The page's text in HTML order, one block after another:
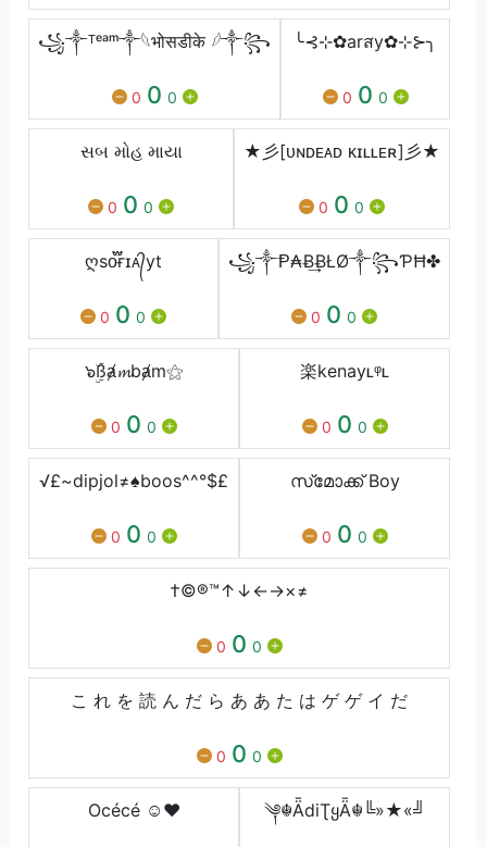
꧁⁣༒⁣ᵀᵉᵃᵐ⁣༒𓆩भोसडीके 𓆪༒꧂
0 0 0
╰⊰⊹✿arสy✿⊹⊱╮
0 0 0
સબ મોહ માયા
0 0 0
★彡[ᴜɴᴅᴇᴀᴅ ᴋɪʟʟᴇʀ]彡★
0 0 0
ღsᴏ፝֟ғɪᴀ᭄yt
0 0 0
꧁༒Ᵽ₳Ƀ͢ɃŁØ༒꧂ƤĦ✤
0 0 0
๖ۣۜßⱥ𝓶bⱥm⚝
0 0 0
楽kㅤeㅤnㅤaㅤyʟᵠʟ
0 0 0
√£~dipjol≠♠boos^^°$£
0 0 0
സ്‌മോക്ക് Boy
0 0 0
†©®™↑↓←→×≠
0 0 0
こ れ を 読 ん だ ら あ あ た は ゲ ゲ イ だ
0 0 0
Océcé ☺️❤️ ༆☬ǞdiƮყǞ☬╚»★«╝